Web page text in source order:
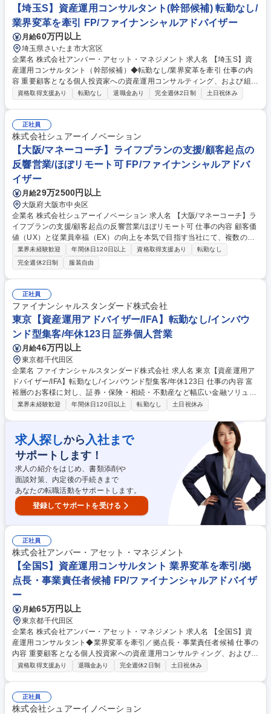
提案力底上げを図ります。 ◆環境：会社都合のノルマはなし。真に顧客の
ためになる施策であれば、裁量を持って実行できます。 募集職種 【横浜
S】資産運用コンサルタント（幹部候補）◆転勤なし/業界変革を牽引
【埼玉S】資産運用コンサルタント(幹部候補) 転勤なし/
業界変革を牽引 FP/ファイナンシャルアドバイザー
月給60万円以上
埼玉県さいたま市大宮区
企業名 株式会社アンバー・アセット・マネジメント 求人名 【埼玉S】資
産運用コンサルタント（幹部候補）◆転勤なし/業界変革を牽引 仕事の内
容 重要顧客となる個人投資家への資産運用コンサルティング、および組織
マネジメントをお任せします。自身の背中で「顧客本位」を体現し、組織
メンバーの案件相談や数値管理、人材育成を担います。 ◆役割：単なる管
理者ではなく、トッププレイヤーとして手本を示しながら、チーム全体の
提案力底上げを図ります。 ◆環境：会社都合のノルマはなし。真に顧客の
ためになる施策であれば、裁量を持って実行できます。 募集職種 【埼玉
S】資産運用コンサルタント（幹部候補）◆転勤なし/業界変革を牽引
資格取得支援あり 転勤なし 退職金あり 完全週休2日制 土日祝休み
正社員
株式会社シュアーイノベーション
【大阪/マネーコーチ】ライフプランの支援/顧客起点の
反響営業/ほぼリモート可 FP/ファイナンシャルアドバ
イザー
月給29万2500円以上
大阪府大阪市中央区
企業名 株式会社シュアーイノベーション 求人名 【大阪/マネーコーチ】ラ
イフプランの支援/顧客起点の反響営業/ほぼリモート可 仕事の内容 顧客価
値（UX）と従業員幸福（EX）の向上を本気で目指す当社にて、複数の金
融商品（生命保険/損害保険）をメイン商材に、個人のお客様を対象とした
ライフプランニングに関するコンサルティングをお任せします。 ■集客方
法は、Web広告等からの反響営業がメインです。ご興味をお持ちいただい
たお客様に対し、コンタクトを取り商談を設定。その商談の場において、
お客様のライフプランを設計し、そのプランに則した提案～クロージング
までを担っていただきます。 ※変更の範囲：当社業務全般 募集職種 【大
阪/マネーコーチ】ライフプランの支援/顧客起点の反響営業/ほぼリモート
可
業界未経験歓迎 年間休日120日以上 資格取得支援あり
転勤なし
完全週休2日制
服装自由
正社員
ファイナンシャルスタンダード株式会社
東京【資産運用アドバイザー/IFA】転勤なし/インバウ
ンド型集客/年休123日 証券個人営業
月給46万円以上
東京都千代田区
企業名 ファイナンシャルスタンダード株式会社 求人名 東京【資産運用ア
ドバイザー/IFA】転勤なし/インバウンド型集客/年休123日 仕事の内容 富
裕層のお客様に対し、証券・保険・相続・不動産など幅広い金融ソリュー
ションをワンストップで提案します。集客はセミナーや紹介が中心で、飛
式・債券・投信）・保険を中心とした資産運用アドバイス ■相続対策、不
動産活用に関するコンサルティング ■プランの実行支援、および定期的な
アフターフォロー ■顧客満足度95％を誇る、顧客本位で質の高いコンサル
ティングの提供 ■オンライン面談の実施等、DXを活用した効率的な顧客対
応 ※お客様の意向を最優先できる「中立的な立場」での提案が最大の特徴
です。 募集職種 東京【資産運用アドバイザー/IFA】転勤なし/インバウン
ド型集客/年休123日
業界未経験歓迎 年間休日120日以上 転勤なし 土日祝休み
求人探しから 入社まで
サポートします！
求人の紹介をはじめ、書類添削や
面談対策、内定後の手続きまで
あなたの転職活動をサポートします。
登録してサポートを受ける
正社員
株式会社アンバー・アセット・マネジメント
【全国S】資産運用コンサルタント 業界変革を牽引/拠
点長・事業責任者候補 FP/ファイナンシャルアドバイザ
ー
月給65万円以上
東京都千代田区
企業名 株式会社アンバー・アセット・マネジメント 求人名 【全国S】資
産運用コンサルタント◆業界変革を牽引／拠点長・事業責任者候補 仕事の
内容 重要顧客となる個人投資家への資産運用コンサルティング、および組
織マネジメントをお任せします。自身の背中で「顧客本位」を体現し、組
ら、メンバーの案件相談や数値管理、人材育成を担います。 ◆キャリアパ
ス：初任地は東京ですが、将来的には新拠点の立ち上げ責任者や、エリア
資格取得支援あり 退職金あり 完全週休2日制 土日祝休み
正社員
株式会社シュアーイノベーション